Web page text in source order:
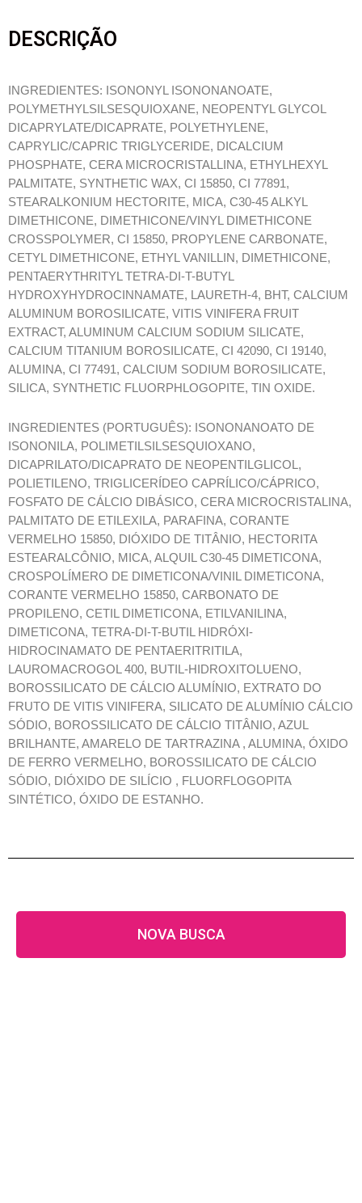
DESCRIÇÃO
INGREDIENTES: ISONONYL ISONONANOATE,
POLYMETHYLSILSESQUIOXANE, NEOPENTYL GLYCOL
DICAPRYLATE/DICAPRATE, POLYETHYLENE,
CAPRYLIC/CAPRIC TRIGLYCERIDE, DICALCIUM
PHOSPHATE, CERA MICROCRISTALLINA, ETHYLHEXYL
PALMITATE, SYNTHETIC WAX, CI 15850, CI 77891,
STEARALKONIUM HECTORITE, MICA, C30-45 ALKYL
DIMETHICONE, DIMETHICONE/VINYL DIMETHICONE
CROSSPOLYMER, CI 15850, PROPYLENE CARBONATE,
CETYL DIMETHICONE, ETHYL VANILLIN, DIMETHICONE,
PENTAERYTHRITYL TETRA-DI-T-BUTYL
HYDROXYHYDROCINNAMATE, LAURETH-4, BHT, CALCIUM
ALUMINUM BOROSILICATE, VITIS VINIFERA FRUIT
EXTRACT, ALUMINUM CALCIUM SODIUM SILICATE,
CALCIUM TITANIUM BOROSILICATE, CI 42090, CI 19140,
ALUMINA, CI 77491, CALCIUM SODIUM BOROSILICATE,
SILICA, SYNTHETIC FLUORPHLOGOPITE, TIN OXIDE.
INGREDIENTES (PORTUGUÊS): ISONONANOATO DE
ISONONILA, POLIMETILSILSESQUIOXANO,
DICAPRILATO/DICAPRATO DE NEOPENTILGLICOL,
POLIETILENO, TRIGLICERÍDEO CAPRÍLICO/CÁPRICO,
FOSFATO DE CÁLCIO DIBÁSICO, CERA MICROCRISTALINA,
PALMITATO DE ETILEXILA, PARAFINA, CORANTE
VERMELHO 15850, DIÓXIDO DE TITÂNIO, HECTORITA
ESTEARALCÔNIO, MICA, ALQUIL C30-45 DIMETICONA,
CROSPOLÍMERO DE DIMETICONA/VINIL DIMETICONA,
CORANTE VERMELHO 15850, CARBONATO DE
PROPILENO, CETIL DIMETICONA, ETILVANILINA,
DIMETICONA, TETRA-DI-T-BUTIL HIDRÓXI-
HIDROCINAMATO DE PENTAERITRITILA,
LAUROMACROGOL 400, BUTIL-HIDROXITOLUENO,
BOROSSILICATO DE CÁLCIO ALUMÍNIO, EXTRATO DO
FRUTO DE VITIS VINIFERA, SILICATO DE ALUMÍNIO CÁLCIO
SÓDIO, BOROSSILICATO DE CÁLCIO TITÂNIO, AZUL
BRILHANTE, AMARELO DE TARTRAZINA , ALUMINA, ÓXIDO
DE FERRO VERMELHO, BOROSSILICATO DE CÁLCIO
SÓDIO, DIÓXIDO DE SILÍCIO , FLUORFLOGOPITA
SINTÉTICO, ÓXIDO DE ESTANHO.
NOVA BUSCA